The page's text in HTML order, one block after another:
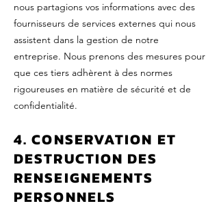
nous partagions vos informations avec des
fournisseurs de services externes qui nous
assistent dans la gestion de notre
entreprise. Nous prenons des mesures pour
que ces tiers adhèrent à des normes
rigoureuses en matière de sécurité et de
confidentialité.
4. CONSERVATION ET
DESTRUCTION DES
RENSEIGNEMENTS
PERSONNELS